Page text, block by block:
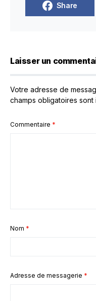
Share
Laisser un
Votre adresse de
champs obligatoires
Commentaire *
Nom *
Adresse de messagerie *